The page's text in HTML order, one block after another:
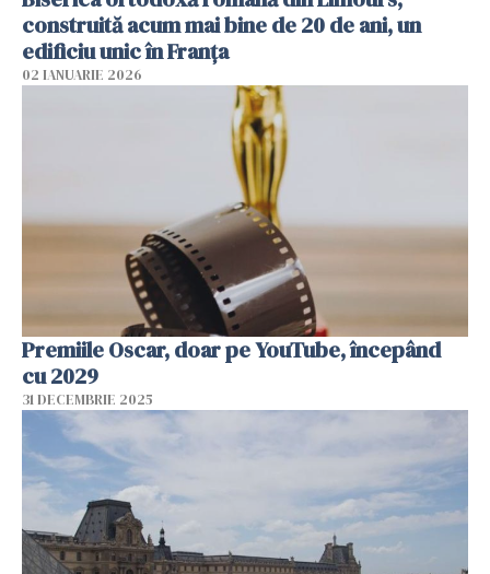
construită acum mai bine de 20 de ani, un
edificiu unic în Franţa
02 IANUARIE 2026
Premiile Oscar, doar pe YouTube, începând
cu 2029
31 DECEMBRIE 2025